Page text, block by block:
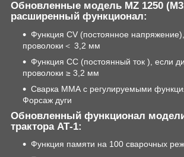
Обновленные модель MZ 1250
расширенный функционал:
Функция СV (постоянное
проволоки＜ 3,2 мм
Функция СС (постоянный ток ), если
проволоки ≥ 3,2 мм
Сварка ММА с регулируемыми
Форсаж дуги
Обновленный функционал
трактора АТ-1:
Функция памяти на 100 сварочных